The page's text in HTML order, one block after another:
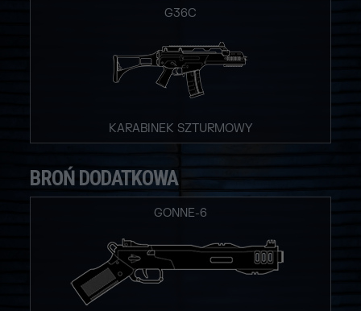
G36C
KARABINEK SZTURMOWY
BROŃ DODATKOWA
GONNE-6